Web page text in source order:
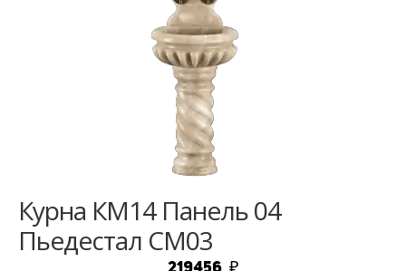
Курна КМ14 Панель 04
Пьедестал СМ03
219456 ₽